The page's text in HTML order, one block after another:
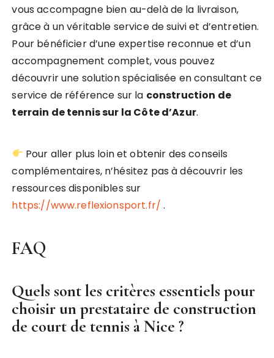
vous accompagne bien au-delà de la livraison,
grâce à un véritable service de suivi et d’entretien.
Pour bénéficier d’une expertise reconnue et d’un
accompagnement complet, vous pouvez
découvrir une solution spécialisée en consultant ce
service de référence sur la construction de
terrain de tennis sur la Côte d’Azur.
Pour aller plus loin et obtenir des conseils
complémentaires, n’hésitez pas à découvrir les
ressources disponibles sur
https://www.reflexionsport.fr/ .
FAQ
Quels sont les critères essentiels pour
choisir un prestataire de construction
de court de tennis à Nice ?